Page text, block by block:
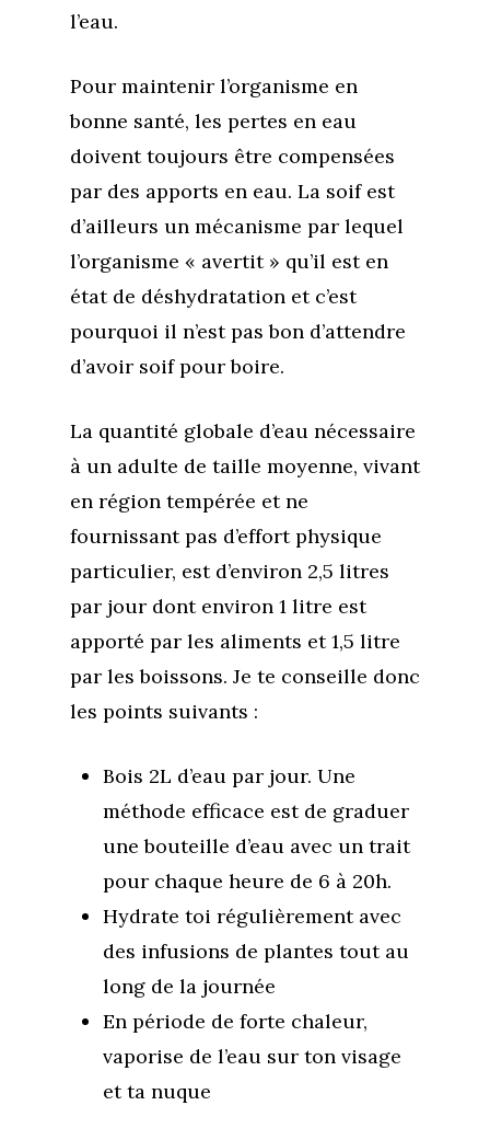
l’eau.
Pour maintenir l’organisme en
bonne santé, les pertes en eau
doivent toujours être compensées
par des apports en eau. La soif est
d’ailleurs un mécanisme par lequel
l’organisme « avertit » qu’il est en
état de déshydratation et c’est
pourquoi il n’est pas bon d’attendre
d’avoir soif pour boire.
La quantité globale d’eau nécessaire
à un adulte de taille moyenne, vivant
en région tempérée et ne
fournissant pas d’effort physique
particulier, est d’environ 2,5 litres
par jour dont environ 1 litre est
apporté par les aliments et 1,5 litre
par les boissons. Je te conseille donc
les points suivants :
Bois 2L d’eau par jour. Une
méthode efficace est de graduer
une bouteille d’eau avec un trait
pour chaque heure de 6 à 20h.
Hydrate toi régulièrement avec
des infusions de plantes tout au
long de la journée
En période de forte chaleur,
vaporise de l’eau sur ton visage
et ta nuque